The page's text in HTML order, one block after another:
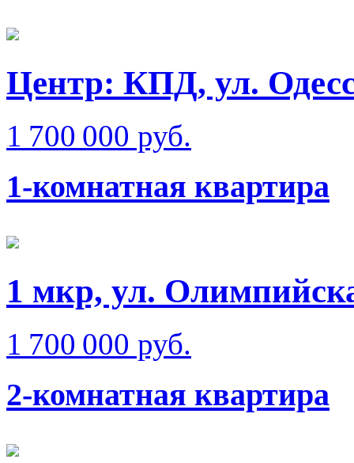
Центр: КПД, ул.
1 700 000 руб.
1-комнатная квартира
1 мкр, ул.
1 700 000 руб.
2-комнатная квартира